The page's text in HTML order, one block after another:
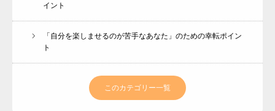
イント
「自分を楽しませるのが苦手なあなた」のための幸転ポイン
ト
このカテゴリー一覧